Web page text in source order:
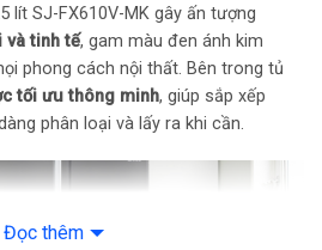
206 W
lít
lít SJ-FX610V-MK gây ấn tượng
và tinh tế, gam màu đen ánh kim
phong cách nội thất. Bên trong tủ
tối ưu thông minh, giúp sắp xếp
phân loại và lấy ra khi cần.
Đọc thêm